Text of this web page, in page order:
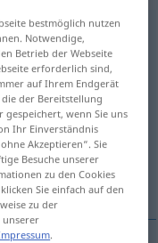
antippen)
werden
bestmöglich nutzen
Notwendige,
Betrieb der Webseite
erforderlich sind,
auf Ihrem Endgerät
der Bereitstellung
wenn Sie uns
Ihr Einverständnis
Akzeptieren“. Sie
Besuche unserer
zu den Cookies
Sie einfach auf den
zu der
unserer
.